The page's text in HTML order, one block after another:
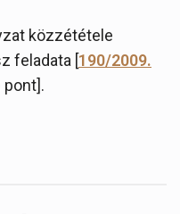
közzététele
feladata [190/2009.
pont].